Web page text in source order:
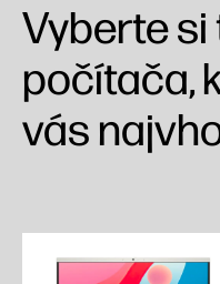
Vyberte
počítača,
vás